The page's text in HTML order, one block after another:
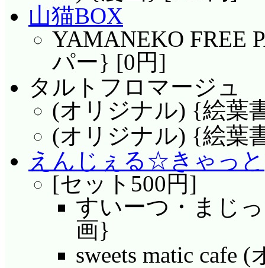
山猫BOX
YAMANEKO FREE
パー} [0円]
タルトフロマージュ
(オリジナル) {絵葉
(オリジナル) {絵葉
えんじぇる☆きゃっと
[セット500円]
すいーつ・まじ
画}
sweets matic cafe